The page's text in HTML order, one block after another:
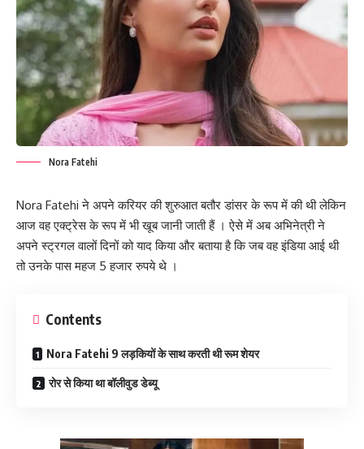
Nora Fatehi
Nora Fatehi ने अपने करियर की शुरुआत बतौर डांसर के रूप में की थी लेकिन
आज वह एक्ट्रेस के रूप में भी खूब जानी जाती हैं । ऐसे में अब अभिनेत्री ने
अपने स्ट्रगल वालों दिनों को याद किया और बताया है कि जब वह इंडिया आई थी
तो उनके पास महज 5 हजार रुपये थे ।
Contents
Nora Fatehi 9 लड़कियों के साथ करती थी रूम शेयर
रोर से किया था बॉलीवुड डेब्यू